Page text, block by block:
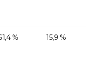
% 15,9 %